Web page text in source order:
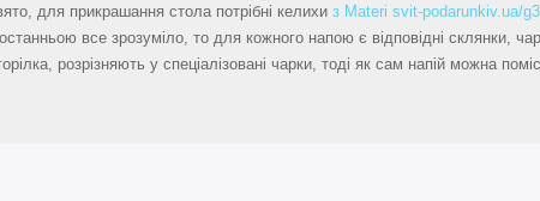
для прикрашання стола потрібні келихи з Materi svit-podarunkiv.ua/
все зрозуміло, то для кожного напою є відповідні склянки,
розрізняють у спеціалізовані чарки, тоді як сам напій можна